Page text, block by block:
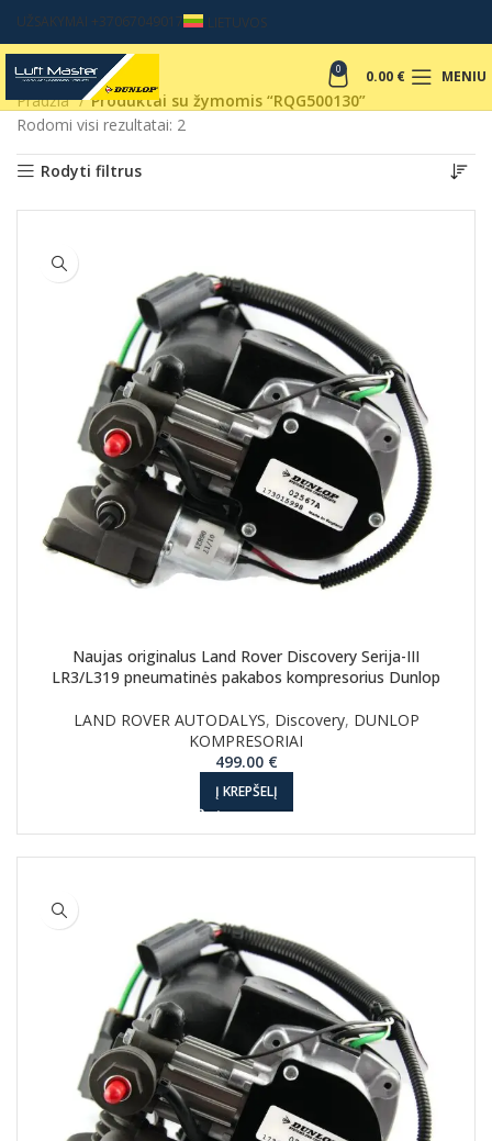
UŽSAKYMAI +37067049017 LIETUVOS
0 0.00 € MENIU
Pradžia
Produktai su žymomis “RQG500130”
Rodomi visi rezultatai: 2
Rodyti filtrus
Naujas originalus Land Rover Discovery Serija-III
LR3/L319 pneumatinės pakabos kompresorius Dunlop
LAND ROVER AUTODALYS, Discovery, DUNLOP
KOMPRESORIAI
499.00 €
Į KREPŠELĮ